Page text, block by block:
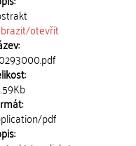
otevřít
pdf